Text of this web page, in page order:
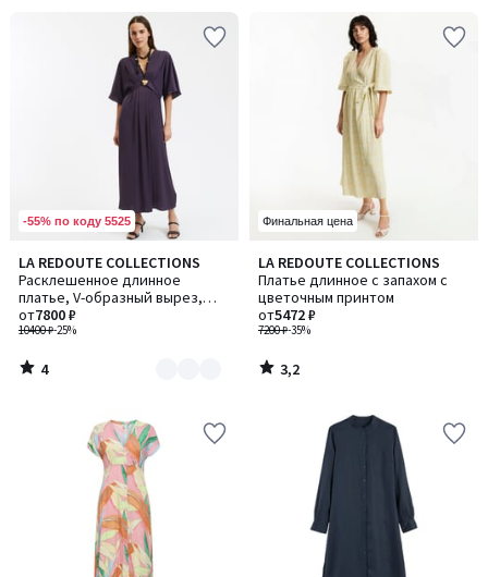
-55% по коду 5525
LA REDOUTE COLLECTIONS
Расклешенное длинное
платье, V-образный вырез,
рукава длиной до локтя
10400 ₽-25%
от7800 ₽
4
/
5
Количество
цветов:
5
4
/
Финальная цена
LA REDOUTE COLLECTIONS
Платье длинное с запахом с
цветочным принтом
7200 ₽-35%
от5472 ₽
3,2
/ 5
3,2
/